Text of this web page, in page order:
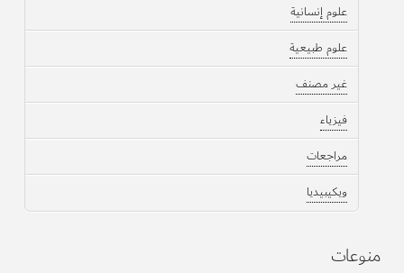
علوم إنسانية
علوم طبيعية
غير مصنف
فيزياء
مراجعات
ويكيبيديا
منوعات